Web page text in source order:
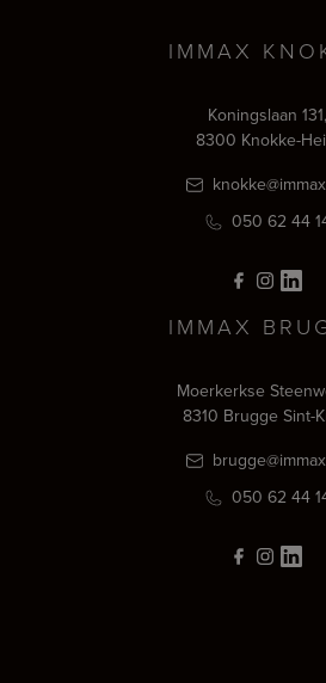
IMMAX
Koningslaan 131,
8300 Knokke-
050 62 44
IMMAX
Moerkerkse
8310 Brugge Sint-
050 62 44